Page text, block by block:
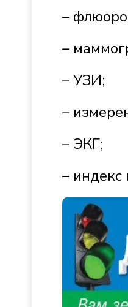
–
–
– УЗИ;
–
– ЭКГ;
– индекс